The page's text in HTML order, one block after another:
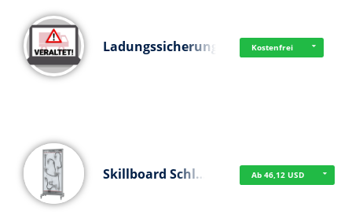
Ladungssicherung Kostenfrei
Skillboard Schl… Ab 46,12 USD